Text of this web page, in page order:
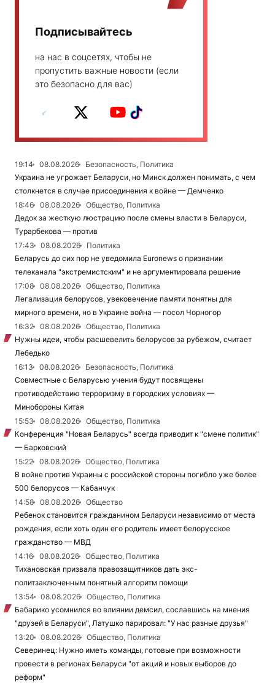
Подписывайтесь
на нас в соцсетях, чтобы не
пропустить важные новости (если
это безопасно для вас)
19:14 08.08.2026
Безопасность, Политика
Украина не угрожает Беларуси, но Минск должен понимать, с чем
столкнется в случае присоединения к войне — Демченко
18:46
08.08.2026
Общество, Политика
Дедок за жесткую люстрацию после смены власти в Беларуси,
Турарбекова — против
17:43
08.08.2026
Политика
Беларусь до сих пор не уведомила Euronews о признании
телеканала "экстремистским" и не аргументировала решение
17:08
08.08.2026
Общество, Политика
Легализация белорусов, увековечение памяти понятны для
мирного времени, но в Украине война — посол Чорногор
16:32
08.08.2026
Общество, Политика
Нужны идеи, чтобы расшевелить белорусов за рубежом, считает
Лебедько
16:13
08.08.2026
Безопасность, Политика
Совместные с Беларусью учения будут посвящены
противодействию терроризму в городских условиях —
Минобороны Китая
15:53
08.08.2026
Общество, Политика
Конференция "Новая Беларусь" всегда приводит к "смене политик"
— Барковский
15:22
08.08.2026
Общество, Политика
В войне против Украины с российской стороны погибло уже более
500 белорусов — Кабанчук
14:58
08.08.2026
Общество
Ребенок становится гражданином Беларуси независимо от места
рождения, если хоть один его родитель имеет белорусское
гражданство — МВД
14:16
08.08.2026
Общество, Политика
Тихановская призвала правозащитников дать экс-
политзаключенным понятный алгоритм помощи
13:54
08.08.2026
Общество, Политика
Бабарико усомнился во влиянии демсил, сославшись на мнения
"друзей в Беларуси", Латушко парировал: "У нас разные друзья"
13:20
08.08.2026
Общество, Политика
Северинец: Нужно иметь команды, готовые при возможности
провести в регионах Беларуси "от акций и новых выборов до
реформ"